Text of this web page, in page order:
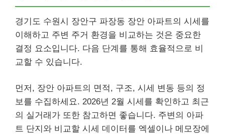
경기도 수원시 장안구 파장동 장안 아파트의 시세를
이해하고 주변 주거 환경을 비교하는 것은 중요한
결정 요소입니다. 다음 단계를 통해 효율적으로 비
교할 수 있습니다.
먼저, 장안 아파트의 면적, 구조, 시세 변동 등의 정
보를 수집하세요. 2026년 2월 시세를 확인하고 최근
의 실거래가 또한 참고하면 좋습니다. 주변의 아파
트 단지와 비교할 시세 데이터를 엑셀이나 메모장에